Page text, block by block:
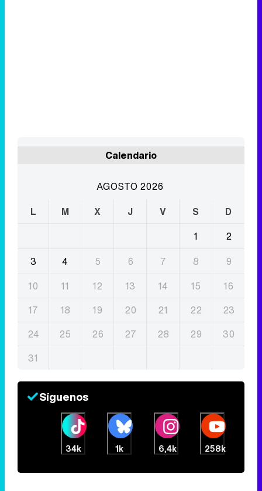
Calendario
AGOSTO 2026
L
M X J V S
D
1
2
3
4 5 6 7 8
9
10
11 12 13 14 15
16
17
18 19 20 21 22
23
24
25 26 27 28 29
30
31
Síguenos
34k 1k 6,4k 258k